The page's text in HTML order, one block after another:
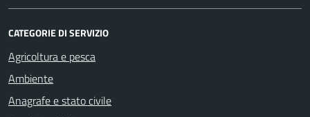
CATEGORIE DI SERVIZIO
Agricoltura e pesca
Ambiente
Anagrafe e stato civile